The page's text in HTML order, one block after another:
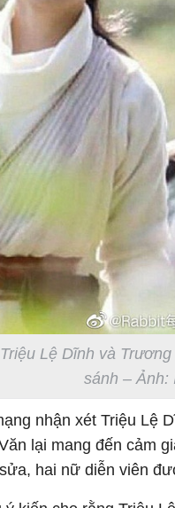
Lệ Dĩnh và
sánh – Ảnh:
nhận xét Triệu Lệ
lại mang đến cảm
hai nữ diễn viên